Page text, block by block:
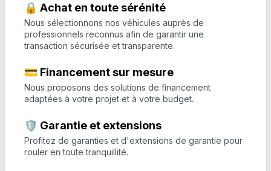
🔒 Achat en toute sérénité
Nous sélectionnons nos véhicules auprès de
professionnels reconnus afin de garantir une
transaction sécurisée et transparente.
💳 Financement sur mesure
Nous proposons des solutions de financement
adaptées à votre projet et à votre budget.
🛡️ Garantie et extensions
Profitez de garanties et d'extensions de garantie pour
rouler en toute tranquillité.